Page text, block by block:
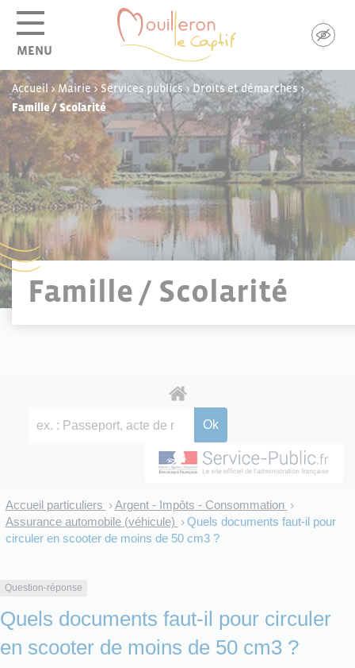
MENU
Accueil >Mairie> Services publics>Droits et démarches>
Famille / Scolarité
Famille / Scolarité
Accueil particuliers > Argent - Impôts - Consommation >
Assurance automobile (véhicule) > Quels documents faut-il pour
circuler en scooter de moins de 50 cm3 ?
Question-réponse
Quels documents faut-il pour circuler
en scooter de moins de 50 cm3 ?
Panneau de gestion des cookies